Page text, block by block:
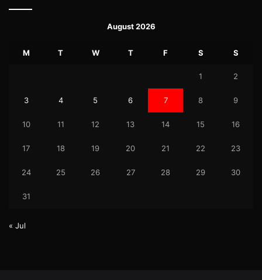
August 2026
M T W T F S S
1 2
3 4 5 6 7 8 9
10 11 12 13 14 15 16
17 18 19 20 21 22 23
24 25 26 27 28 29 30
31
« Jul